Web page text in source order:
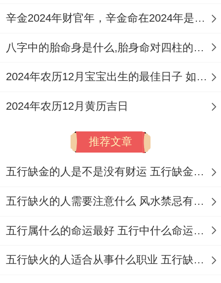
喜神:西北福神:西南 财神:正东。
今日所宜:结婚 嫁娶、订婚 订盟、纳采、祭
新 修造、动土、搬家 移徙、搬迁新宅 乔迁
新居 入宅。
【日期】2026年10月6日星期二
农历：二零二六年八月廿六
岁次：丙午年丁酉月癸丑日
五行： 桑柘木 十二神： 闭日 值神： 明堂（黄
彭祖百忌：癸不词讼 丑不冠带
辛金2024年财官年，辛金命在2024年是财官年还是财印年
八字中的胎命身是什么,胎身命对四柱的影响
2024年农历12月宝宝出生的最佳日子 如何挑选适合的吉日
2024年农历12月黄历吉日
推荐文章
五行缺金的人是不是没有财运 五行缺金的人命运好不好
五行缺火的人需要注意什么 风水禁忌有哪些
五行属什么的命运最好 五行中什么命运势旺盛
五行缺火的人适合从事什么职业 五行缺火的人适合从事的职业有哪些